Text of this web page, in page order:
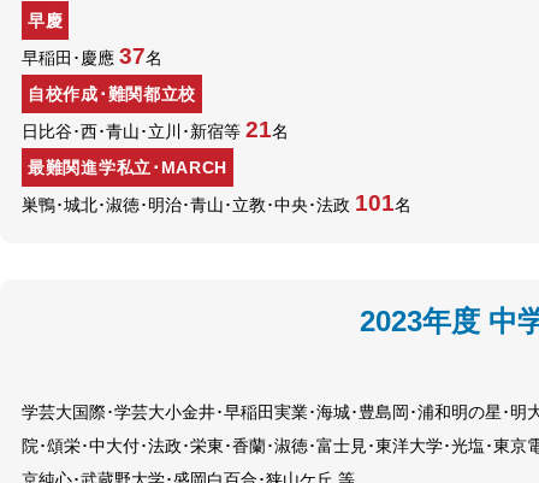
早慶
早稲田･慶應 37名
自校作成･難関都立校
日比谷･西･青山･立川･新宿等 21名
最難関進学私立･MARCH
巣鴨･城北･淑徳･明治･青山･立教･中央･法政 101名
2023年度 中
学芸大国際･学芸大小金井･早稲田実業･海城･豊島岡･浦和明の星･
院･頌栄･中大付･法政･栄東･香蘭･淑徳･富士見･東洋大学･光塩･東